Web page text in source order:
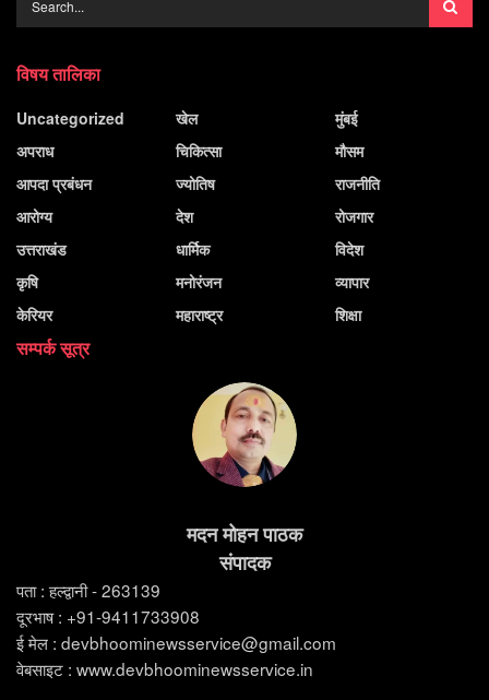
विषय तालिका
Uncategorized
अपराध
आपदा प्रबंधन
आरोग्य
उत्तराखंड
कृषि
केरियर
खेल
चिकित्सा
ज्योतिष
देश
धार्मिक
मनोरंजन
महाराष्ट्र
मुंबई
मौसम
राजनीति
रोजगार
विदेश
व्यापार
शिक्षा
सम्पर्क सूत्र
मदन मोहन पाठक
संपादक
पता : हल्द्वानी - 263139
दूरभाष : +91-9411733908
ई मेल : devbhoominewsservice@gmail.com
वेबसाइट : www.devbhoominewsservice.in